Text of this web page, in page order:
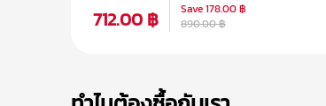
712.00 ฿
Save178.00 ฿
890.00 ฿